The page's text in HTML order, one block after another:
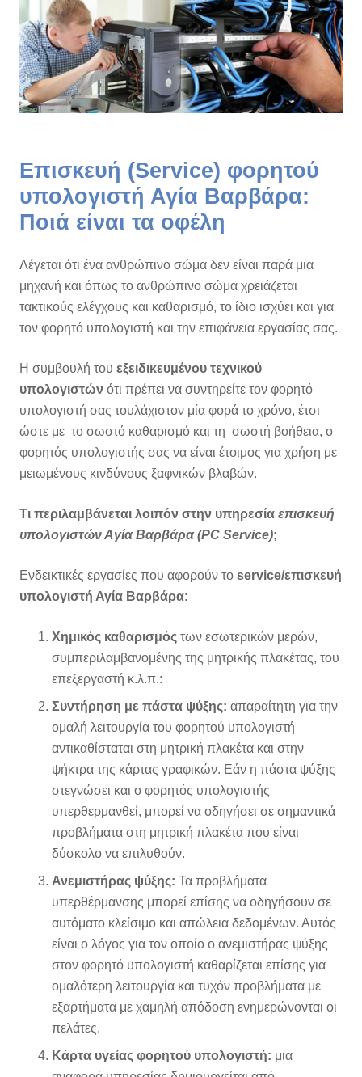
Επισκευή (Service) φορητού
υπολογιστή Αγία Βαρβάρα:
Ποιά είναι τα οφέλη
Λέγεται ότι ένα ανθρώπινο σώμα δεν είναι παρά μια
μηχανή και όπως το ανθρώπινο σώμα χρειάζεται
τακτικούς ελέγχους και καθαρισμό, το ίδιο ισχύει και για
τον φορητό υπολογιστή και την επιφάνεια εργασίας σας.
Η συμβουλή του εξειδικευμένου τεχνικού
υπολογιστών ότι πρέπει να συντηρείτε τον φορητό
υπολογιστή σας τουλάχιστον μία φορά το χρόνο, έτσι
ώστε με το σωστό καθαρισμό και τη σωστή βοήθεια, ο
φορητός υπολογιστής σας να είναι έτοιμος για χρήση με
μειωμένους κινδύνους ξαφνικών βλαβών.
Τι περιλαμβάνεται λοιπόν στην υπηρεσία επισκευή
υπολογιστών Αγία Βαρβάρα (PC Service);
Ενδεικτικές εργασίες που αφορούν το service/επισκευή
υπολογιστή Αγία Βαρβάρα:
Χημικός καθαρισμός των εσωτερικών μερών,
συμπεριλαμβανομένης της μητρικής πλακέτας, του
επεξεργαστή κ.λ.π.:
Συντήρηση με πάστα ψύξης: απαραίτητη για την
ομαλή λειτουργία του φορητού υπολογιστή
αντικαθίσταται στη μητρική πλακέτα και στην
ψήκτρα της κάρτας γραφικών. Εάν η πάστα ψύξης
στεγνώσει και ο φορητός υπολογιστής
υπερθερμανθεί, μπορεί να οδηγήσει σε σημαντικά
προβλήματα στη μητρική πλακέτα που είναι
δύσκολο να επιλυθούν.
Ανεμιστήρας ψύξης: Τα προβλήματα
υπερθέρμανσης μπορεί επίσης να οδηγήσουν σε
αυτόματο κλείσιμο και απώλεια δεδομένων. Αυτός
είναι ο λόγος για τον οποίο ο ανεμιστήρας ψύξης
στον φορητό υπολογιστή καθαρίζεται επίσης για
ομαλότερη λειτουργία και τυχόν προβλήματα με
εξαρτήματα με χαμηλή απόδοση ενημερώνονται οι
πελάτες.
Κάρτα υγείας φορητού υπολογιστή: μια